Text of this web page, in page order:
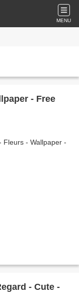
MENU
- Free
- Cute -